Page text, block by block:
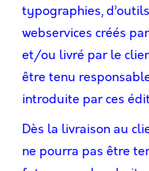
typographies,
webservices créés
et/ou livré par le
être tenu
introduite par ces
Dès la livraison au
ne pourra pas être